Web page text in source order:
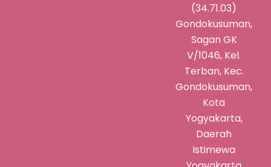
(34.71.03)
Gondokusuman,
Sagan GK
V/1046, Kel.
Terban, Kec.
Gondokusuman,
Kota
Yogyakarta,
Daerah
Istimewa